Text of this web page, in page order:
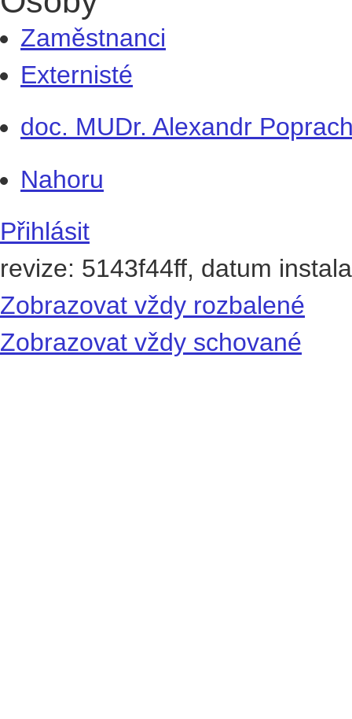
Zaměstnanci
Externisté
doc. MUDr. Alexandr
Nahoru
Přihlásit
revize: 5143f44ff, datum
Zobrazovat vždy rozbalené
Zobrazovat vždy schované